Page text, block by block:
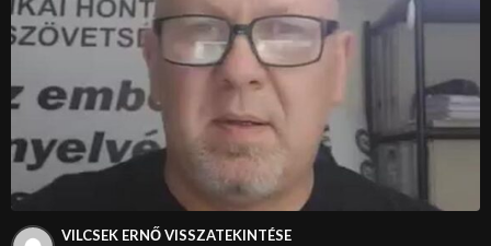
VILCSEK ERNŐ VISSZATEKINTÉSE